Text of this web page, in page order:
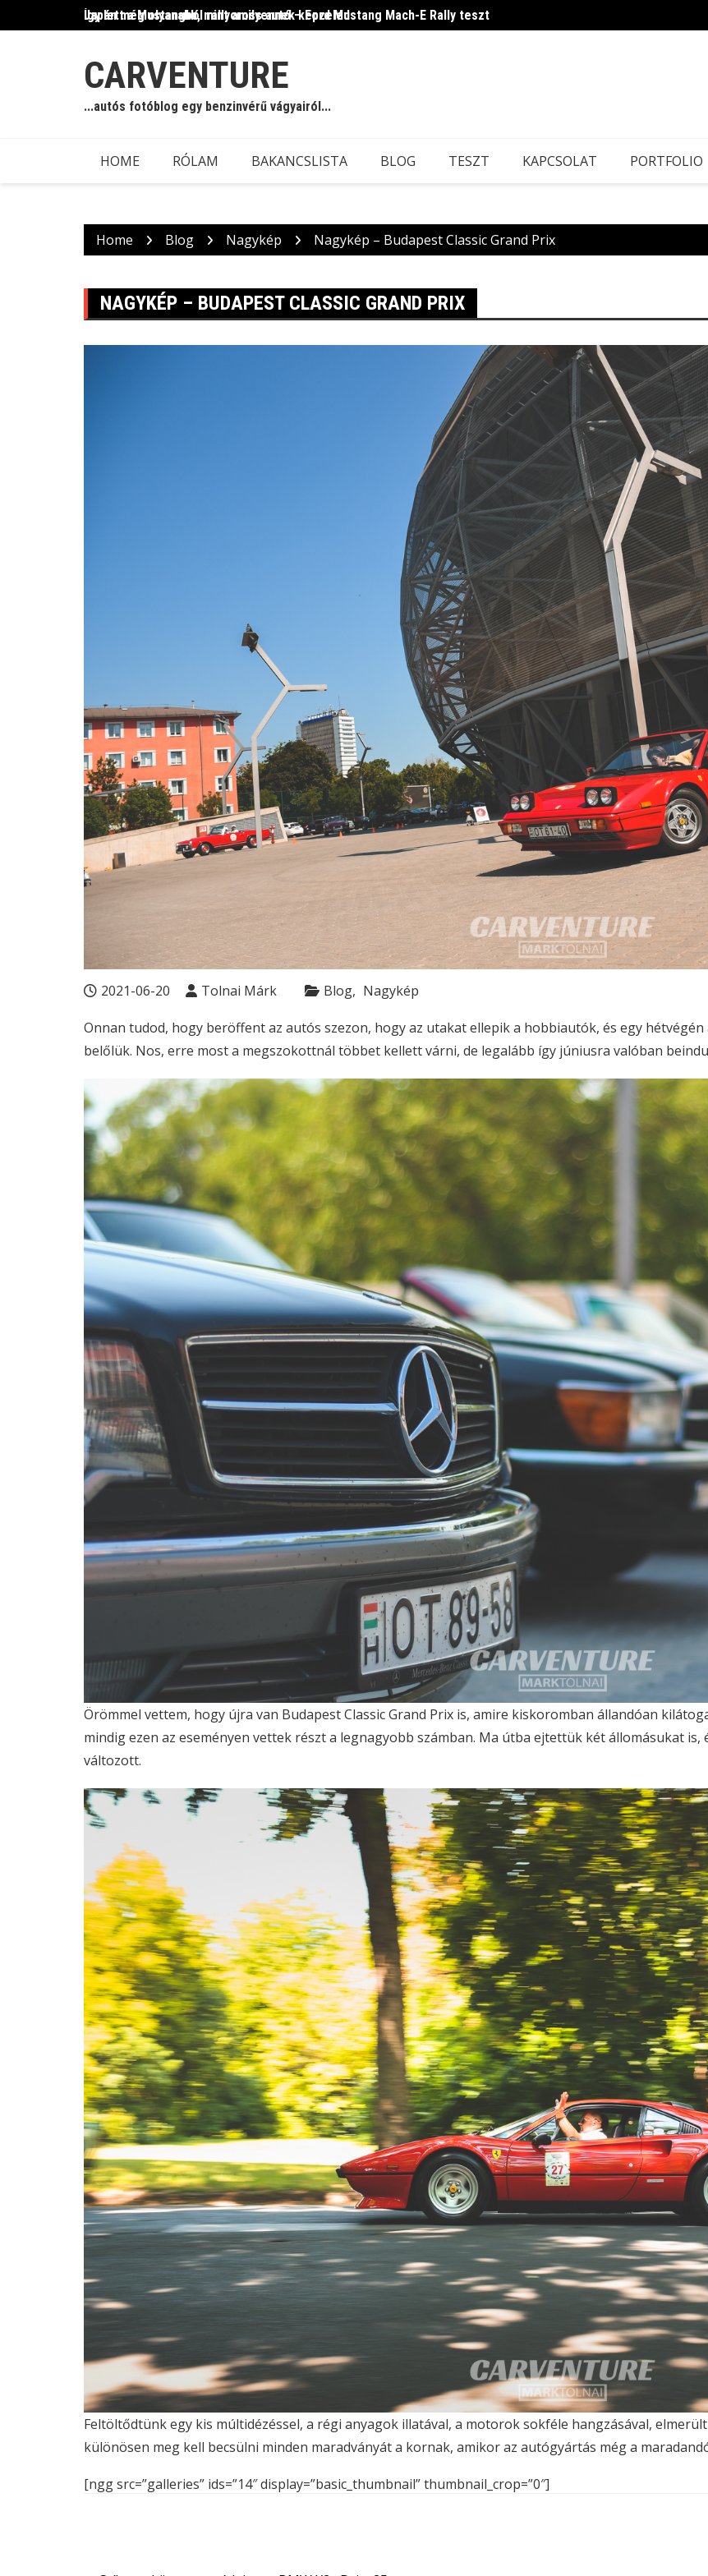
to
Így lett a Mustangból rallycross autó – Ford Mustang Mach-E Rally teszt
Japán még olyanabb, mint amilyennek képzeled
CARVENTURE
...autós fotóblog egy benzinvérű vágyairól...
HOME RÓLAM BAKANCSLISTA BLOG TESZT KAPCSOLAT PORTFOLIO
Home Blog Nagykép Nagykép – Budapest Classic Grand Prix
NAGYKÉP – BUDAPEST CLASSIC GRAND PRIX
2021-06-20 Tolnai Márk Blog Nagykép
Onnan tudod, hogy beröffent az autós szezon, hogy az utakat ellepik a hobbiautók, és egy
belőlük. Nos, erre most a megszokottnál többet kellett várni, de legalább így júniusra valóban
Örömmel vettem, hogy újra van Budapest Classic Grand Prix is, amire kiskoromban állandóan
mindig ezen az eseményen vettek részt a legnagyobb számban. Ma útba ejtettük két állomásukat
változott.
Feltöltődtünk egy kis múltidézéssel, a régi anyagok illatával, a motorok sokféle hangzásával,
különösen meg kell becsülni minden maradványát a kornak, amikor az autógyártás még a
[ngg src=”galleries” ids=”14″ display=”basic_thumbnail” thumbnail_crop=”0″]